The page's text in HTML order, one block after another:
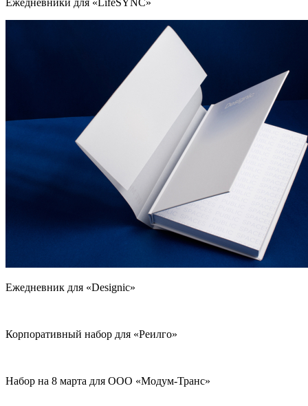
Ежедневник для «Designic»
Корпоративный набор для «Реилго»
Набор на 8 марта для ООО «Модум-Транс»